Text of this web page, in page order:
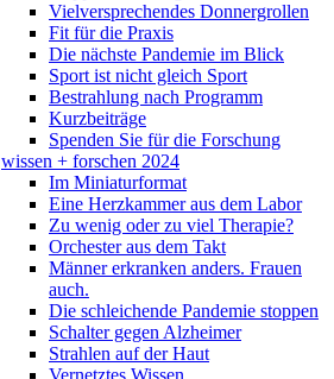
Vielversprechendes Donnergrollen
Fit für die Praxis
Die nächste Pandemie im Blick
Sport ist nicht gleich Sport
Bestrahlung nach Programm
Kurzbeiträge
Spenden Sie für die Forschung
wissen + forschen 2024
Im Miniaturformat
Eine Herzkammer aus dem Labor
Zu wenig oder zu viel Therapie?
Orchester aus dem Takt
Männer erkranken anders. Frauen
auch.
Die schleichende Pandemie stoppen
Schalter gegen Alzheimer
Strahlen auf der Haut
Vernetztes Wissen